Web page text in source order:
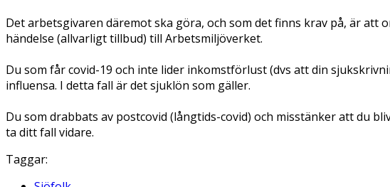
Det arbetsgivaren däremot ska göra, och som det finns krav på, är att
händelse (allvarligt tillbud) till Arbetsmiljöverket.
Du som får covid-19 och inte lider inkomstförlust (dvs att din
influensa. I detta fall är det sjuklön som gäller.
Du som drabbats av postcovid (långtids-covid) och misstänker att du
ta ditt fall vidare.
Taggar: